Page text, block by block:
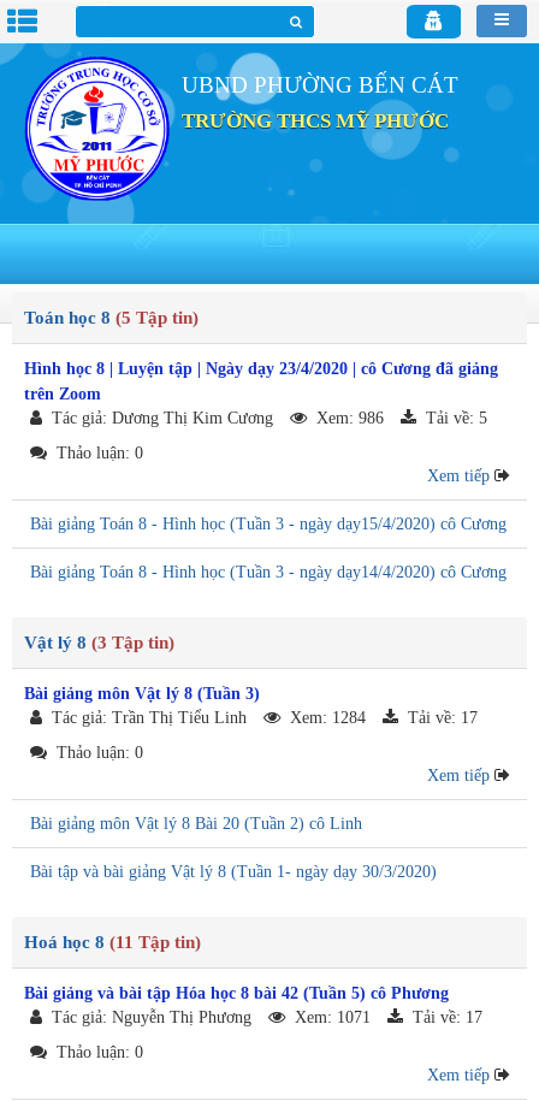
UBND PHƯỜNG BẾN CÁT
TRƯỜNG THCS MỸ PHƯỚC
Toán học 8 (5 Tập tin)
Hình học 8 | Luyện tập | Ngày dạy 23/4/2020 | cô Cương đã giảng
trên Zoom
Tác giả: Dương Thị Kim Cương
Xem: 986
Tải về: 5
Thảo luận: 0
Xem tiếp
Bài giảng Toán 8 - Hình học (Tuần 3 - ngày dạy15/4/2020) cô Cương
Bài giảng Toán 8 - Hình học (Tuần 3 - ngày dạy14/4/2020) cô Cương
Vật lý 8 (3 Tập tin)
Bài giảng môn Vật lý 8 (Tuần 3)
Tác giả: Trần Thị Tiểu Linh
Xem: 1284
Tải về: 17
Thảo luận: 0
Xem tiếp
Bài giảng môn Vật lý 8 Bài 20 (Tuần 2) cô Linh
Bài tập và bài giảng Vật lý 8 (Tuần 1- ngày dạy 30/3/2020)
Hoá học 8 (11 Tập tin)
Bài giảng và bài tập Hóa học 8 bài 42 (Tuần 5) cô Phương
Tác giả: Nguyễn Thị Phương
Xem: 1071
Tải về: 17
Thảo luận: 0
Xem tiếp